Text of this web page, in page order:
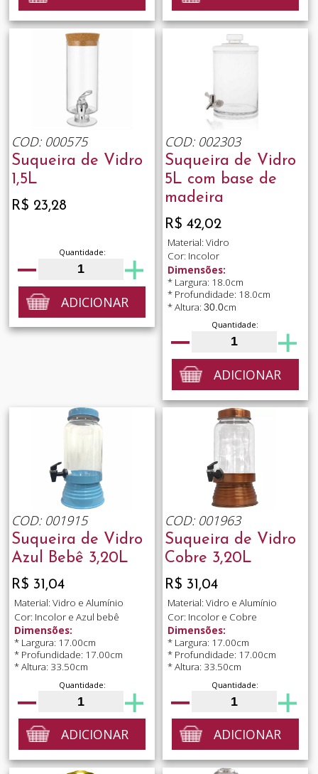
COD: 000575
Suqueira de Vidro
1,5L
R$ 23,28
Quantidade:
ADICIONAR
COD: 002303
Suqueira de Vidro
5L com base de
madeira
R$ 42,02
Material: Vidro
Cor: Incolor
Dimensões:
* Largura: 18.0cm
* Profundidade: 18.0cm
* Altura: 30.0cm
Quantidade:
ADICIONAR
COD: 001915
Suqueira de Vidro
Azul Bebê 3,20L
R$ 31,04
Material: Vidro e Alumínio
Cor: Incolor e Azul bebê
Dimensões:
* Largura: 17.00cm
* Profundidade: 17.00cm
* Altura: 33.50cm
Quantidade:
ADICIONAR
COD: 001963
Suqueira de Vidro
Cobre 3,20L
R$ 31,04
Material: Vidro e Alumínio
Cor: Incolor e Cobre
Dimensões:
* Largura: 17.00cm
* Profundidade: 17.00cm
* Altura: 33.50cm
Quantidade:
ADICIONAR